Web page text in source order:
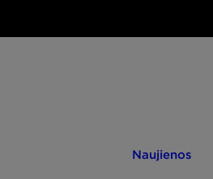
Naujienos